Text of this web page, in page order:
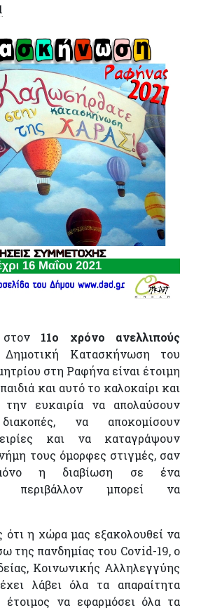
11ο χρόνο ανελλιπούς
Κατασκήνωση του
στη Ραφήνα είναι έτοιμη
και αυτό το καλοκαίρι και
ευκαιρία να απολαύσουν
διακοπές, να αποκομίσουν
και να καταγράψουν
τους όμορφες στιγμές, σαν
η διαβίωση σε ένα
περιβάλλον μπορεί να
ότι η χώρα μας εξακολουθεί να
της πανδημίας του Covid-19, o
Κοινωνικής Αλληλεγγύης
λάβει όλα τα απαραίτητα
έτοιμος να εφαρμόσει όλα τα